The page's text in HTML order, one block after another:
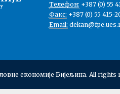
Телефон: +387 (0) 55
Факс: +387 (0) 55 415-
Email:
економије Бијељина. All rights